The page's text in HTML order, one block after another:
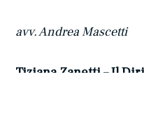
avv. Andrea Mascetti
Tiziana Zanetti – Il